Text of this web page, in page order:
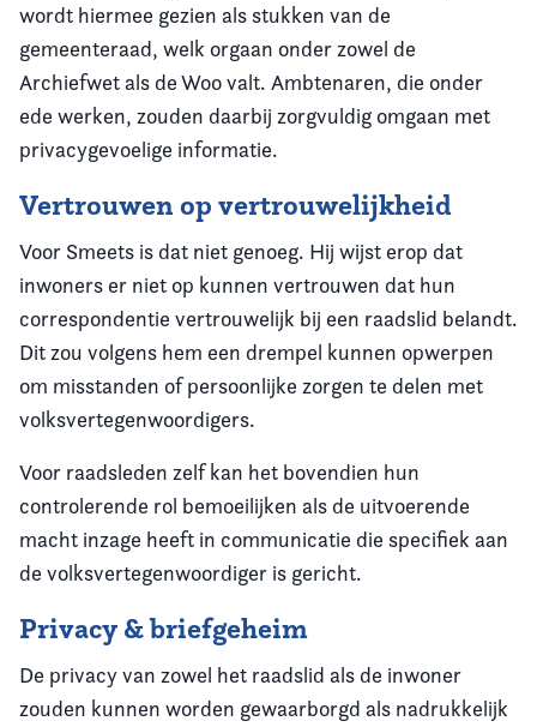
wordt hiermee gezien als stukken van de
gemeenteraad, welk orgaan onder zowel de
Archiefwet als de Woo valt. Ambtenaren, die onder
ede werken, zouden daarbij zorgvuldig omgaan met
privacygevoelige informatie.
Vertrouwen op vertrouwelijkheid
Voor Smeets is dat niet genoeg. Hij wijst erop dat
inwoners er niet op kunnen vertrouwen dat hun
correspondentie vertrouwelijk bij een raadslid belandt.
Dit zou volgens hem een drempel kunnen opwerpen
om misstanden of persoonlijke zorgen te delen met
volksvertegenwoordigers.
Voor raadsleden zelf kan het bovendien hun
controlerende rol bemoeilijken als de uitvoerende
macht inzage heeft in communicatie die specifiek aan
de volksvertegenwoordiger is gericht.
Privacy & briefgeheim
De privacy van zowel het raadslid als de inwoner
zouden kunnen worden gewaarborgd als nadrukkelijk